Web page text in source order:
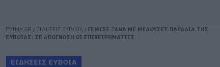
EVIMA.GR / ΕΙΔΗΣΕΙΣ ΕΥΒΟΙΑ / ΓΕΜΙΣΕ ΞΑΝΑ ΜΕ ΜΕΔΟΥΣΕΣ ΠΑΡΑΛΙΑ ΤΗΣ
ΕΥΒΟΙΑΣ: ΣΕ ΑΠΟΓΝΩΣΗ ΟΙ ΕΠΙΧΕΙΡΗΜΑΤΙΕΣ
ΕΙΔΗΣΕΙΣ ΕΥΒΟΙΑ